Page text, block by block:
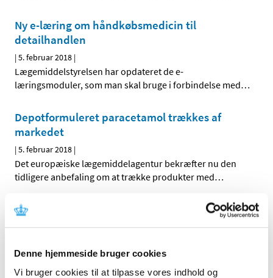
Denne hjemmeside bruger cookies
Vi bruger cookies til at tilpasse vores indhold og
Ny e-læring om håndkøbsmedicin til
detailhandlen
|5. februar 2018 |
Lægemiddelstyrelsen har opdateret de e-
læringsmoduler, som man skal bruge i forbindelse med…
Depotformuleret paracetamol trækkes af
markedet
|5. februar 2018 |
Det europæiske lægemiddelagentur bekræfter nu den
tidligere anbefaling om at trække produkter med…
Ledig bevilling til Sydhavnsapoteket
|2. februar 2018|
oktober 2018. Sydhavnsapoteket er beliggende i